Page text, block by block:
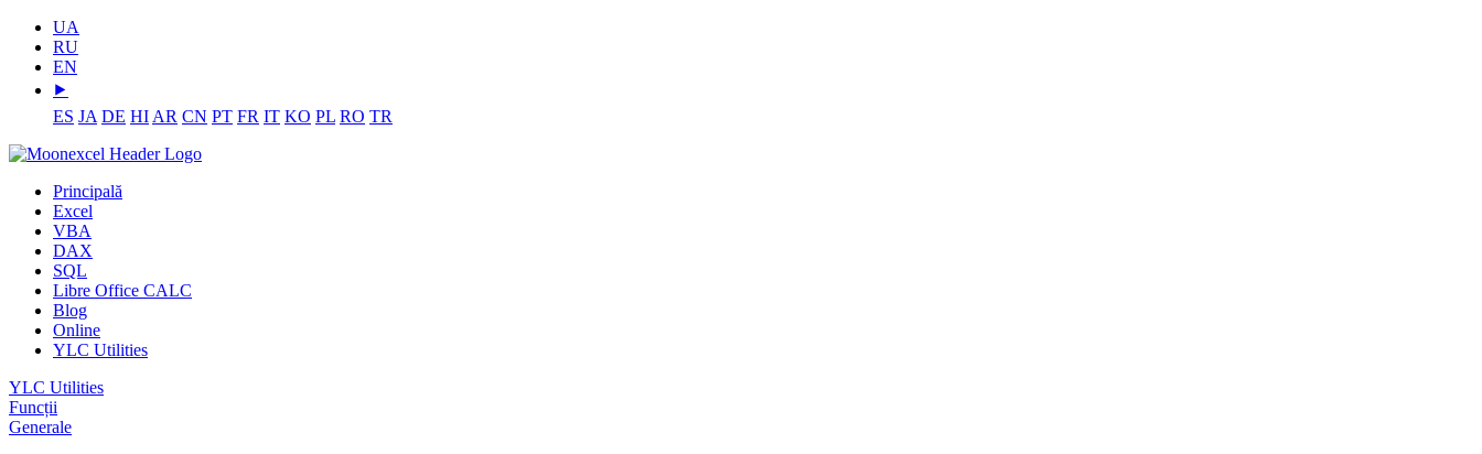
UA
RU
EN
⯈
ES JA DE HI AR CN PT FR IT KO PL RO TR
Principală
Excel
VBA
DAX
SQL
Libre Office CALC
Blog
Online
YLC Utilities
YLC Utilities
Funcții
Generale